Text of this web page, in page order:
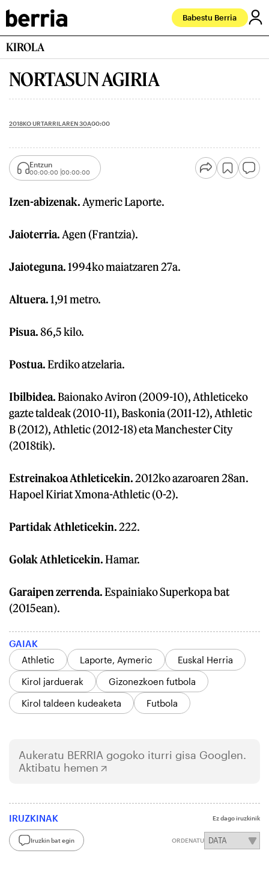
Babestu Berria
KIROLA
NORTASUN AGIRIA
2018KO URTARRILAREN 30A00:00
Entzun
00:00:00 00:00:00
Izen-abizenak. Aymeric Laporte.
Jaioterria. Agen (Frantzia).
Jaioteguna.1994ko maiatzaren 27a.
Altuera.1,91 metro.
Pisua.86,5 kilo.
Postua.Erdiko atzelaria.
Ibilbidea.Baionako Aviron (2009-10), Athleticeko
gazte taldeak (2010-11), Baskonia (2011-12), Athletic
B (2012), Athletic (2012-18) eta Manchester City
(2018tik).
Estreinakoa Athleticekin.2012ko azaroaren 28an.
Hapoel Kiriat Xmona-Athletic (0-2).
Partidak Athleticekin.222.
Golak Athleticekin.Hamar.
Garaipen zerrenda.Espainiako Superkopa bat
(2015ean).
GAIAK
Athletic
Laporte, Aymeric
Euskal Herria
Kirol jarduerak
Gizonezkoen futbola
Kirol taldeen kudeaketa
Futbola
Aukeratu BERRIA gogoko iturri gisa Googlen.
Aktibatu hemen
IRUZKINAK Ez dago iruzkinik
Iruzkin bat egin ORDENATU